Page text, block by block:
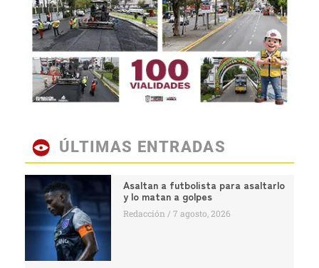
ÚLTIMAS ENTRADAS
Asaltan a futbolista para asaltarlo
y lo matan a golpes
Redacción 7 agosto, 2026